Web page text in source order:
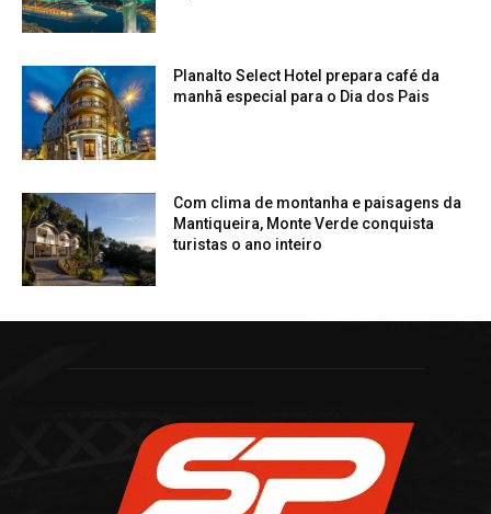
Planalto Select Hotel prepara café da
manhã especial para o Dia dos Pais
Com clima de montanha e paisagens da
Mantiqueira, Monte Verde conquista
turistas o ano inteiro